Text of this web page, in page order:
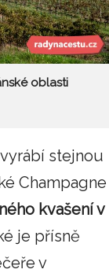
oblasti
stejnou
Champagne
kvašení v
je přísně
v